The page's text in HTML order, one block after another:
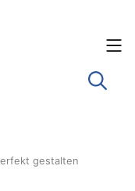
gestalten